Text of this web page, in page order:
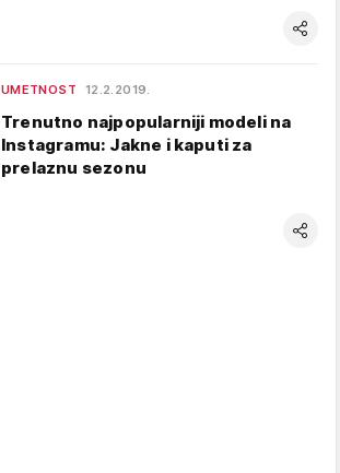
UMETNOST 12.2.2019.
Trenutno najpopularniji modeli na
Instagramu: Jakne i kaputi za
prelaznu sezonu